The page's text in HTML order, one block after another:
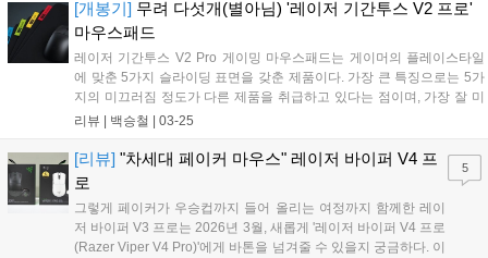
블에는 네이버 최수연 대표와 스포티파이의 공동 최고경영자(Co-CEO)
알렉스 노스트롬(Alex Norström)과 구스타브 소더스트롬(Gustav
Söderstrom)이 모두 참석했다. 사업개발, 마케팅 등 여러 분야의 양사 실
무진도 배석해 협업 가능 범위를 폭넓게 검토했다....
[개봉기] 무려 다섯개(별아님) '레이저 기간투스 V2 프로'
마우스패드
레이저 기간투스 V2 Pro 게이밍 마우스패드는 게이머의 플레이스타일
에 맞춘 5가지 슬라이딩 표면을 갖춘 제품이다. 가장 큰 특징으로는 5가
지의 미끄러짐 정도가 다른 제품을 취급하고 있다는 점이며, 가장 잘 미
끄러지는 순서대로 Max Speed, Speed, Balance, Control, Max Control
리뷰 | 백승철 03-25
[리뷰] "차세대 페이커 마우스" 레이저 바이퍼 V4 프
로
그렇게 페이커가 우승컵까지 들어 올리는 여정까지 함께한 레이
저 바이퍼 V3 프로는 2026년 3월, 새롭게 '레이저 바이퍼 V4 프로
(Razer Viper V4 Pro)'에게 바톤을 넘겨줄 수 있을지 궁금하다. 이
5